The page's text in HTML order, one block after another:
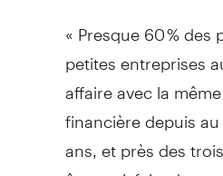
« Presque 60 %
petites entreprises
affaire avec la
financière depuis
ans, et près des